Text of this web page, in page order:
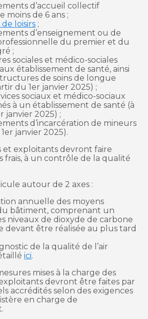
d’accueil collectif
moins de 6 ans ;
loisirs ;
d’enseignement ou de
du premier et du
;
sociales et médico-sociales
établissement de santé, ainsi
de soins de longue
du 1er janvier 2025) ;
sociaux et médico-sociaux
à un établissement de santé (à
janvier 2025) ;
d’incarcération de mineurs
janvier 2025).
et exploitants devront faire
frais, à un contrôle de la qualité
autour de 2 axes :
annuelle des moyens
bâtiment, comprenant un
niveaux de dioxyde de carbone
devant être réalisée au plus tard
de la qualité de l’air
ici.
mises à la charge des
devront être faites par
accrédités selon des exigences
en charge de